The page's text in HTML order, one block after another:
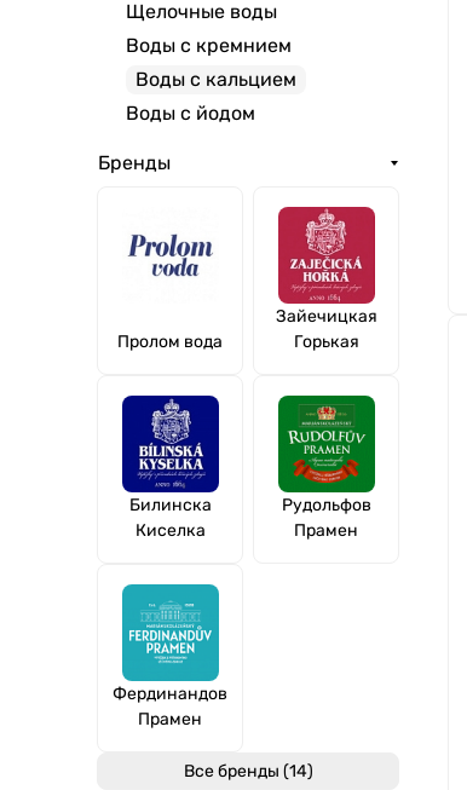
Щелочные воды
Воды с кремнием
Воды с кальцием
Воды с йодом
Бренды
Пролом вода
Зайечицкая
Горькая
Билинска
Киселка
Рудольфов
Прамен
Фердинандов
Прамен
Все бренды (14)